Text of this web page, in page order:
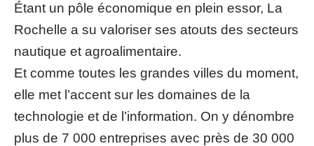
Étant un pôle économique en plein essor, La
Rochelle a su valoriser ses atouts des secteurs
nautique et agroalimentaire.
Et comme toutes les grandes villes du moment,
elle met l’accent sur les domaines de la
technologie et de l’information. On y dénombre
plus de 7 000 entreprises avec près de 30 000